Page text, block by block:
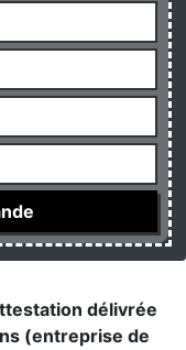
délivrée
(entreprise de